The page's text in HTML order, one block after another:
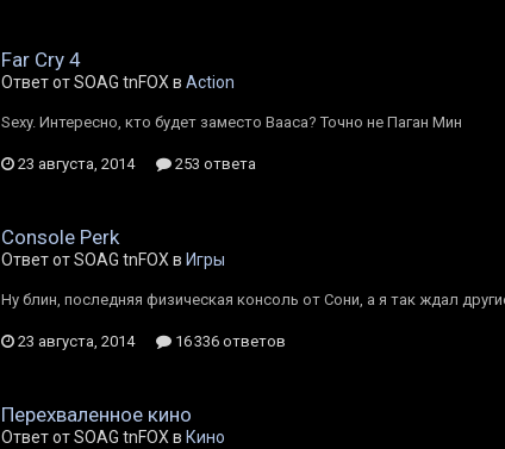
Far Cry 4
Ответ от SOAG tnFOX в Action
Sexy. Интересно, кто будет заместо Вааса? Точно не Паган Мин
23 августа, 2014 253 ответа
Console Perk
Ответ от SOAG tnFOX в Игры
Ну блин, последняя физическая консоль от Сони, а я так ждал
23 августа, 2014 16 336 ответов
Перехваленное кино
Ответ от SOAG tnFOX в Кино